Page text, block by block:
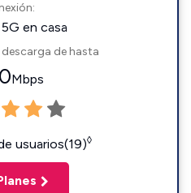
en casa
de hasta
Mbps
usuarios(19)◊